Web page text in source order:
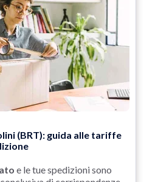
(BRT): guida alle tariffe
e le tue spedizioni sono